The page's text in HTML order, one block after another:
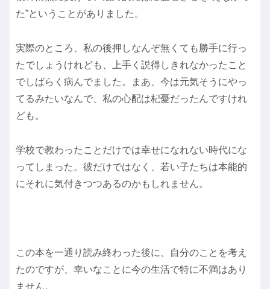
た”ということがありました。
実際のところ、私の後押しなんぞ無くても勝手に行っ
たでしょうけれども、上手く説得しきれなかったこと
でしばらく病んでました。まあ、今は元気そうにやっ
てるみたいなんで、私の心配は杞憂だったんですけれ
ども。
学校で教わったことだけでは幸せになれない時代にな
ってしまった。彼だけではなく、若い子たちは本能的
にそれに気付きつつあるのかもしれません。
この本を一通り読み終わった後に、自分のことを考え
たのですが、幸いなことに今の生活で特に不満はあり
ません。